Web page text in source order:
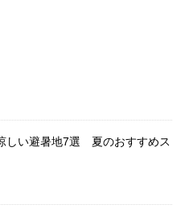
しい避暑地7選 夏のおすすめス